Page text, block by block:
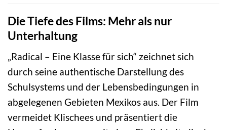
Die Tiefe des Films: Mehr als nur
Unterhaltung
„Radical – Eine Klasse für sich“ zeichnet sich
durch seine authentische Darstellung des
Schulsystems und der Lebensbedingungen in
abgelegenen Gebieten Mexikos aus. Der Film
vermeidet Klischees und präsentiert die